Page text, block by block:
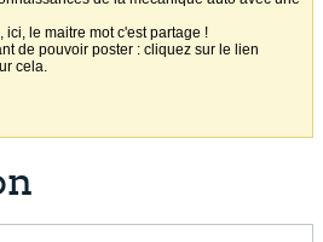
le maitre mot c'est partage !
de pouvoir poster : cliquez sur le lien
cela.